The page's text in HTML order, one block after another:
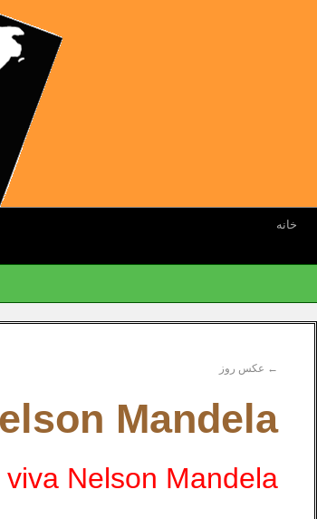
خانه
← عکس روز
Mandela
viva Nelson Mandela